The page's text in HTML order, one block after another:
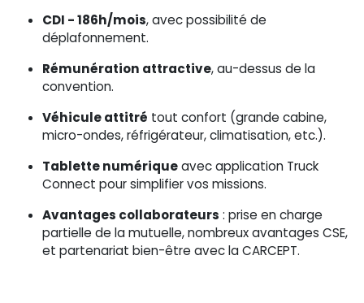
CDI - 186h/mois, avec possibilité de
déplafonnement.
Rémunération attractive, au-dessus de la
convention.
Véhicule attitré tout confort (grande cabine,
micro-ondes, réfrigérateur, climatisation, etc.).
Tablette numériqueavec application Truck
Connect pour simplifier vos missions.
Avantages collaborateurs : prise en charge
partielle de la mutuelle, nombreux avantages CSE,
et partenariat bien-être avec la CARCEPT.